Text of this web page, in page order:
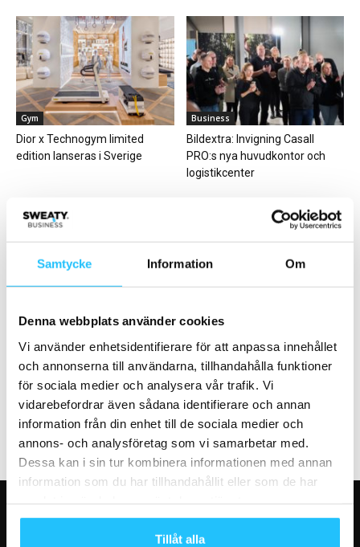
Samtycke Information Om
Denna webbplats använder cookies
Vi använder enhetsidentifierare för att anpassa innehållet
och annonserna till användarna, tillhandahålla funktioner
för sociala medier och analysera vår trafik. Vi
vidarebefordrar även sådana identifierare och annan
information från din enhet till de sociala medier och
annons- och analysföretag som vi samarbetar med.
Dessa kan i sin tur kombinera informationen med annan
information som du har tillhandahållit eller som de har
Tillåt alla
Gym
Dior x Technogym limited
edition lanseras i Sverige
Business
Bildextra: Invigning Casall
PRO:s nya huvudkontor och
logistikcenter
Teknologi förändrar
Technogym ökar
medlemstillväxten på Spenst
Trysil
Träning på arbetstid i fokus –
SATS lanserar nytt initiativ
VÅRA FAVORITER